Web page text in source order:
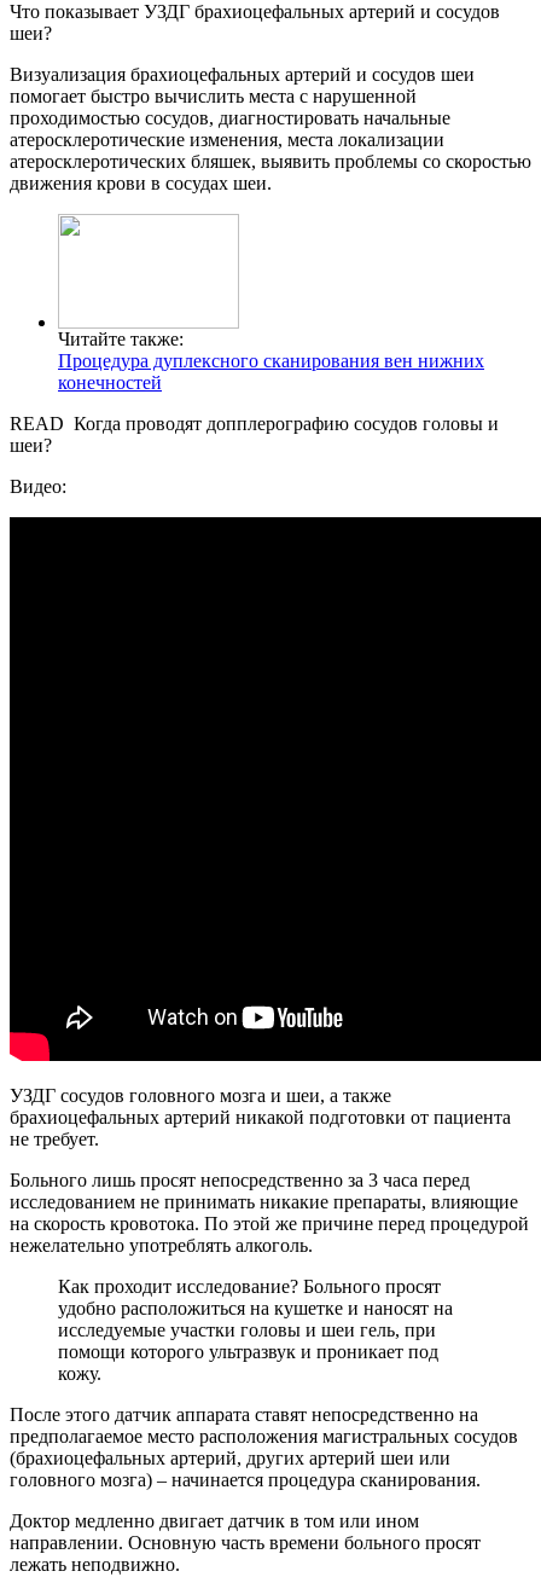
Что показывает УЗДГ брахиоцефальных артерий и сосудов
шеи?
Визуализация брахиоцефальных артерий и сосудов шеи
помогает быстро вычислить места с нарушенной
проходимостью сосудов, диагностировать начальные
атеросклеротические изменения, места локализации
атеросклеротических бляшек, выявить проблемы со скоростью
движения крови в сосудах шеи.
Читайте также:
Процедура дуплексного сканирования вен нижних
конечностей
READ Когда проводят допплерографию сосудов головы и
шеи?
Видео:
УЗДГ сосудов головного мозга и шеи, а также
брахиоцефальных артерий никакой подготовки от пациента
не требует.
Больного лишь просят непосредственно за 3 часа перед
исследованием не принимать никакие препараты, влияющие
на скорость кровотока. По этой же причине перед процедурой
нежелательно употреблять алкоголь.
Как проходит исследование? Больного просят
удобно расположиться на кушетке и наносят на
исследуемые участки головы и шеи гель, при
помощи которого ультразвук и проникает под
кожу.
После этого датчик аппарата ставят непосредственно на
предполагаемое место расположения магистральных сосудов
(брахиоцефальных артерий, других артерий шеи или
головного мозга) – начинается процедура сканирования.
Доктор медленно двигает датчик в том или ином
направлении. Основную часть времени больного просят
лежать неподвижно.